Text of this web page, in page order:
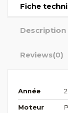
Fiche
Description
Reviews(0)
Année
Moteur